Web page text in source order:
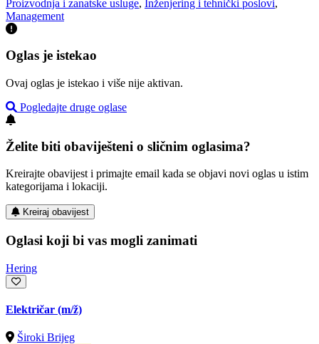
Proizvodnja i zanatske usluge, Inženjering i tehnički poslovi,
Management
Oglas je istekao
Ovaj oglas je istekao i više nije aktivan.
Pogledajte druge oglase
Želite biti obaviješteni o sličnim oglasima?
Kreirajte obavijest i primajte email kada se objavi novi oglas u istim
kategorijama i lokaciji.
Kreiraj obavijest
Oglasi koji bi vas mogli zanimati
Hering
Električar (m/ž)
Široki Brijeg